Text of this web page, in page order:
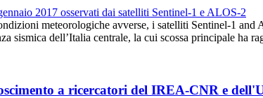
meteorologiche avverse, i satelliti Sentinel-1
sismica dell’Italia centrale, la cui scossa principale
a ricercatori del IREA-CNR e